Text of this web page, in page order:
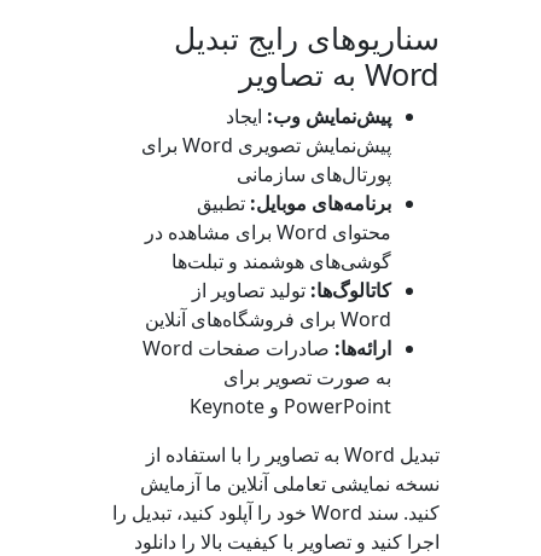
سناریوهای رایج تبدیل
Word به تصاویر
پیش‌نمایش وب: ایجاد
پیش‌نمایش تصویری Word برای
پورتال‌های سازمانی
برنامه‌های موبایل: تطبیق
محتوای Word برای مشاهده در
گوشی‌های هوشمند و تبلت‌ها
کاتالوگ‌ها: تولید تصاویر از
Word برای فروشگاه‌های آنلاین
ارائه‌ها:
صادرات صفحات Word
به صورت تصویر برای
PowerPoint و Keynote
تبدیل Word به تصاویر را با استفاده از
نسخه نمایشی تعاملی آنلاین ما آزمایش
کنید. سند Word خود را آپلود کنید، تبدیل را
اجرا کنید و تصاویر با کیفیت بالا را دانلود